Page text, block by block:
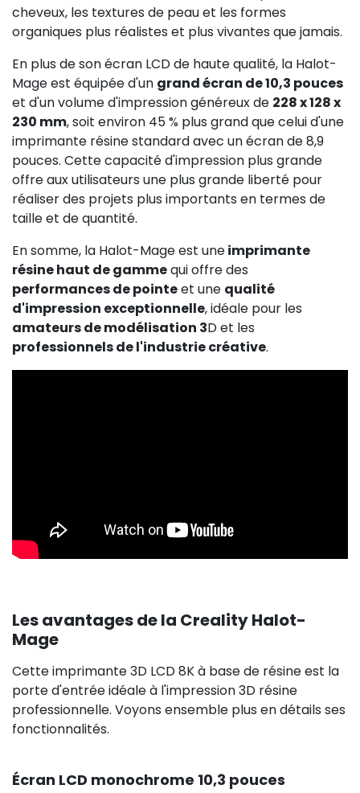
cheveux, les textures de peau et les formes
organiques plus réalistes et plus vivantes que jamais.
En plus de son écran LCD de haute qualité, la Halot-
Mage est équipée d'un grand écran de 10,3 pouces
et d'un volume d'impression généreux de 228 x 128 x
230 mm, soit environ 45 % plus grand que celui d'une
imprimante résine standard avec un écran de 8,9
pouces. Cette capacité d'impression plus grande
offre aux utilisateurs une plus grande liberté pour
réaliser des projets plus importants en termes de
taille et de quantité.
En somme, la Halot-Mage est uneimprimante
résine haut de gammequi offre des
performances de pointeet une qualité
d'impression exceptionnelle, idéale pour les
amateurs de modélisation 3D et les
professionnels de l'industrie créative.
Les avantages de la Creality Halot-
Mage
Cette imprimante 3D LCD 8K à base de résine est la
porte d'entrée idéale à l'impression 3D résine
professionnelle. Voyons ensemble plus en détails ses
fonctionnalités.
Écran LCD monochrome 10,3 pouces